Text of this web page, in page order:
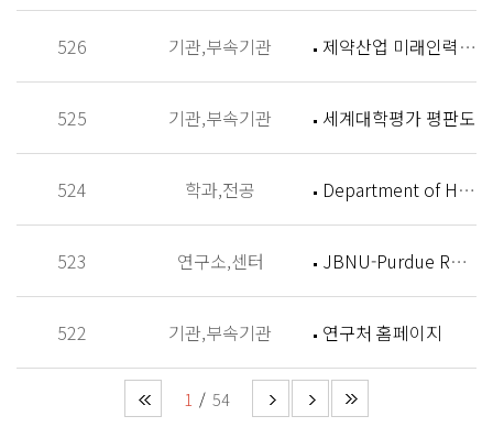
526 기관,부속기관 제약산업 미래인력 양성센터 홈페이지
525 기관,부속기관 세계대학평가 평판도
524 학과,전공 Department of History
523 연구소,센터 JBNU-Purdue Research Institute (JPRI)
522 기관,부속기관 연구처 홈페이지
1 54